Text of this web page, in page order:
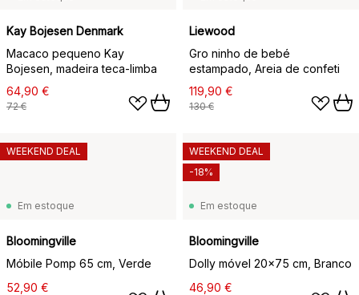
Kay Bojesen Denmark
Macaco pequeno Kay
Bojesen, madeira teca-limba
64,90 €
72 €
Liewood
Gro ninho de bebé
estampado, Areia de confeti
119,90 €
130 €
Em estoque
Bloomingville
Móbile Pomp 65 cm, Verde
52,90 €
WEEKEND DEAL
Em estoque
Bloomingville
Dolly móvel 20x75 cm, Branco
46,90 €
WEEKEND DEAL
-18%